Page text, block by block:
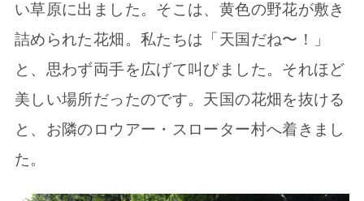
い草原に出ました。そこは、黄色の野花が敷き
詰められた花畑。私たちは「天国だね〜！」
と、思わず両手を広げて叫びました。それほど
美しい場所だったのです。天国の花畑を抜ける
と、お隣のロウアー・スローター村へ着きまし
た。